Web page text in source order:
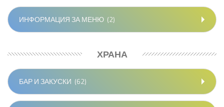
ИНФОРМАЦИЯ ЗА МЕНЮ (2)
ХРАНА
БАР И ЗАКУСКИ (62)